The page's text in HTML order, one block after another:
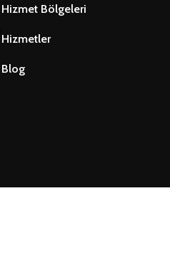
Hizmet Bölgeleri
Hizmetler
Blog